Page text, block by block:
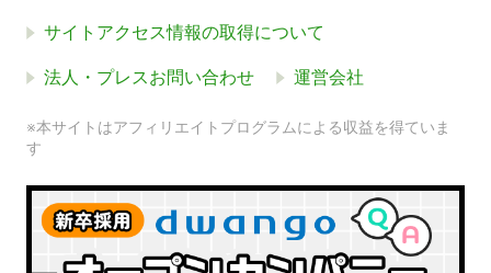
サイトアクセス情報の取得について
法人・プレスお問い合わせ 運営会社
※本サイトはアフィリエイトプログラムによる収益を得ていま
す